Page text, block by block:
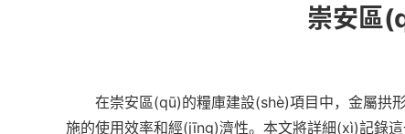
崇安區
在崇安區(qū)的糧庫建設(shè)項目中，金屬拱
施的使用效率和經(jīng)濟性。本文將詳細(xì)記錄